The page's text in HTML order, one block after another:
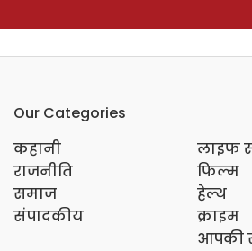
Our Categories
कहानी
राजनीति
समाज
संपादकीय
लाइफ
फिल्म
हेल्थ
क्राइम
आपकी